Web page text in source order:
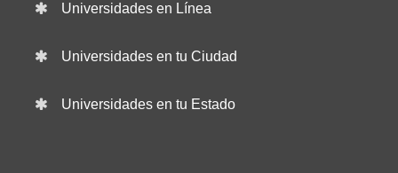
Universidades en Línea
Universidades en tu Ciudad
Universidades en tu Estado